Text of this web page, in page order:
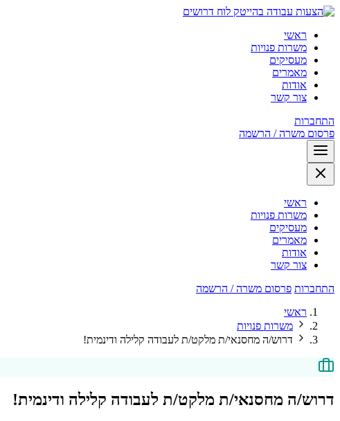
לוח דרושים
ראשי
משרות פנויות
מעסיקים
מאמרים
אודות
צור קשר
התחברות
פרסום משרה / הרשמה
ראשי
משרות פנויות
מעסיקים
מאמרים
אודות
צור קשר
התחברות פרסום משרה / הרשמה
ראשי
משרות פנויות
דרוש/ה מחסנאי/ת מלקט/ת לעבודה קלילה ודינמית!
דרוש/ה מחסנאי/ת מלקט/ת לעבודה קלילה ודינמית!